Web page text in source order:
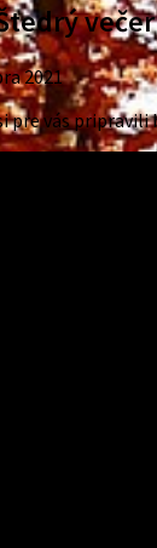
večer
2021
pre vás pripravili